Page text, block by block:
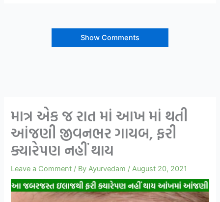
Show Comments
માત્ર એક જ રાત માં આખ માં થતી
આંજણી જીવનભર ગાયબ, ફરી
ક્યારેપણ નહીં થાય
Leave a Comment / By Ayurvedam / August 20, 2021